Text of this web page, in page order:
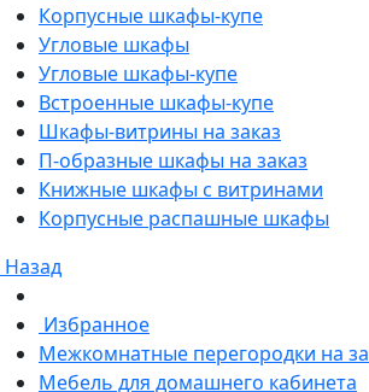
Корпусные шкафы-купе
Угловые шкафы
Угловые шкафы-купе
Встроенные шкафы-купе
Шкафы-витрины на заказ
П-образные шкафы на заказ
Книжные шкафы с витринами
Корпусные распашные шкафы
Назад
Избранное
Межкомнатные перегородки на
Мебель для домашнего кабинета